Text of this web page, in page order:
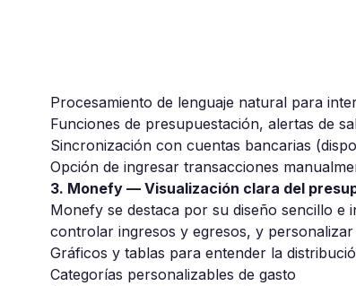
Procesamiento de lenguaje natural para
Funciones de presupuestación, alertas de
Sincronización con cuentas bancarias
Opción de ingresar transacciones
3. Monefy — Visualización clara del
Monefy se destaca por su diseño sencillo e
controlar ingresos y egresos, y personalizar
Gráficos y tablas para entender la
Categorías personalizables de gasto